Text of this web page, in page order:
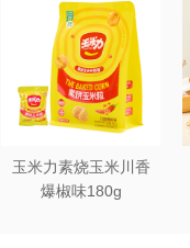
玉米力素烧玉米川香
爆椒味180g